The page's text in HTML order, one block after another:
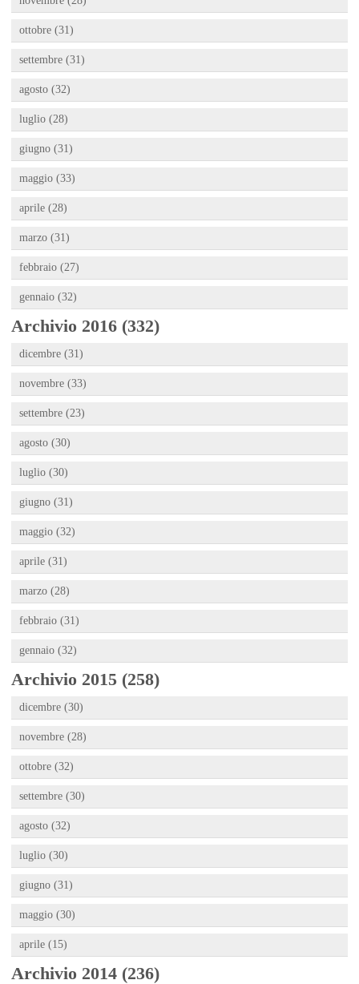
ottobre (31)
settembre (31)
agosto (32)
luglio (28)
giugno (31)
maggio (33)
aprile (28)
marzo (31)
febbraio (27)
gennaio (32)
Archivio 2016 (332)
dicembre (31)
novembre (33)
settembre (23)
agosto (30)
luglio (30)
giugno (31)
maggio (32)
aprile (31)
marzo (28)
febbraio (31)
gennaio (32)
Archivio 2015 (258)
dicembre (30)
novembre (28)
ottobre (32)
settembre (30)
agosto (32)
luglio (30)
giugno (31)
maggio (30)
aprile (15)
Archivio 2014 (236)